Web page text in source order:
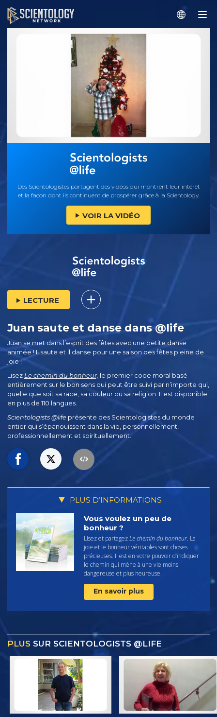
Des Scientologistes partagent des vidéos qui montrent leur intérêt
et la façon dont ils continuent de prospérer grâce à la Scientology.
VOIR LA VIDÉO
LECTURE
Juan saute et danse dans @life
Juan se met dans l’esprit des fêtes avec une petite danse
animée ! Il saute et il danse pour une saison des fêtes pleine de
joie !
Lisez Le chemin du bonheur, le premier code moral basé
entièrement sur le bon sens qui peut être suivi par n’importe qui,
quelle que soit sa race, sa couleur ou sa religion. Il est disponible
en plus de 110 langues.
Scientologists @life présente des Scientologistes du monde
entier qui s’épanouissent dans la vie, personnellement,
professionnellement et spirituellement.
PLUS D’INFORMATIONS
Vous voulez un peu de
bonheur ?
Lisez et partagezLe chemin du bonheur. La
joie et le bonheur véritables sont choses
précieuses. Il est en votre pouvoir d’indiquer
le chemin qui mène à une vie moins
dangereuse et plus heureuse.
En savoir plus
PLUS SUR SCIENTOLOGISTS @LIFE